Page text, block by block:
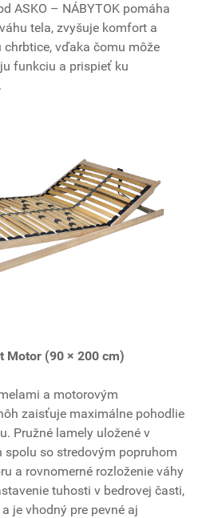
ASKO – NÁBYTOK pomáha
tela, zvyšuje komfort a
vďaka čomu môže
funkciu a prispieť ku
Motor (90 × 200 cm)
a motorovým
zaisťuje maximálne pohodlie
Pružné lamely uložené v
spolu so stredovým popruhom
a rovnomerné rozloženie váhy
tuhosti v bedrovej časti,
je vhodný pre pevné aj